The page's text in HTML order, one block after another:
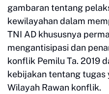
gambaran tentang
kewilayahan dalam
TNI AD khususnya
mengantisipasi dan
konflik Pemilu Ta. 2019
kebijakan tentang tugas
Wilayah Rawan konflik.